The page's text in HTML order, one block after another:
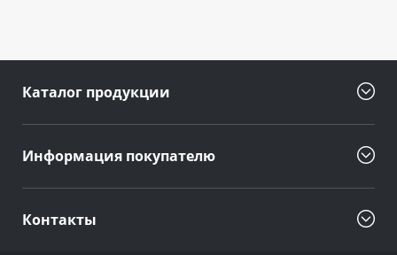
Каталог продукции
Информация покупателю
Контакты